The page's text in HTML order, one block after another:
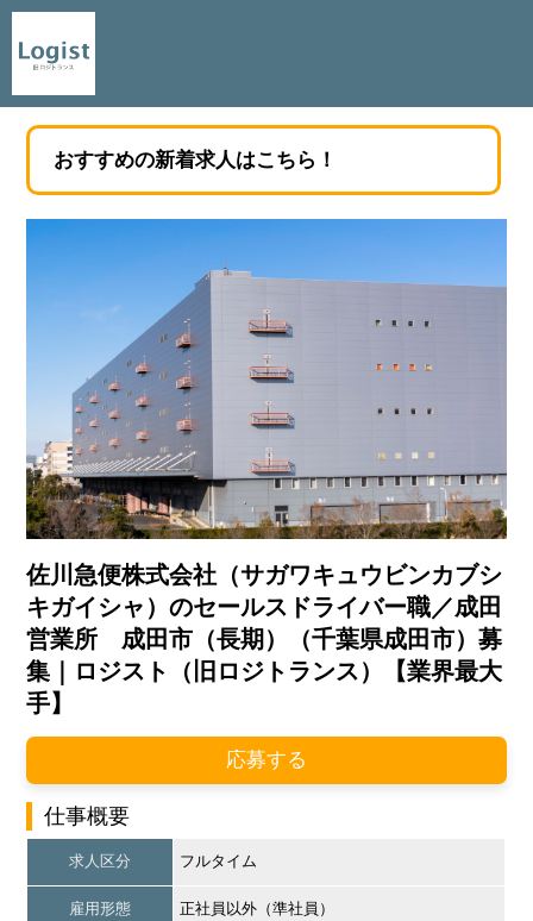
おすすめの新着求人はこちら！
佐川急便株式会社（サガワキュウビンカブシ
キガイシャ）のセールスドライバー職／成田
営業所 成田市（長期）（千葉県成田市）募
集｜ロジスト（旧ロジトランス）【業界最大
手】
応募する
仕事概要
求人区分 フルタイム
雇用形態 正社員以外（準社員）